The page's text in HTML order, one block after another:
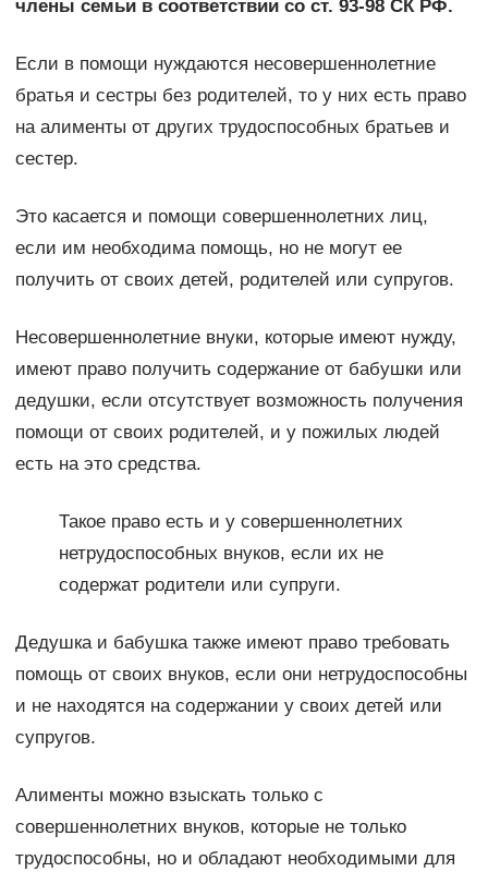
члены семьи в соответствии со ст. 93-98 СК РФ.
Если в помощи нуждаются несовершеннолетние
братья и сестры без родителей, то у них есть право
на алименты от других трудоспособных братьев и
сестер.
Это касается и помощи совершеннолетних лиц,
если им необходима помощь, но не могут ее
получить от своих детей, родителей или супругов.
Несовершеннолетние внуки, которые имеют нужду,
имеют право получить содержание от бабушки или
дедушки, если отсутствует возможность получения
помощи от своих родителей, и у пожилых людей
есть на это средства.
Такое право есть и у совершеннолетних
нетрудоспособных внуков, если их не
содержат родители или супруги.
Дедушка и бабушка также имеют право требовать
помощь от своих внуков, если они нетрудоспособны
и не находятся на содержании у своих детей или
супругов.
Алименты можно взыскать только с
совершеннолетних внуков, которые не только
трудоспособны, но и обладают необходимыми для